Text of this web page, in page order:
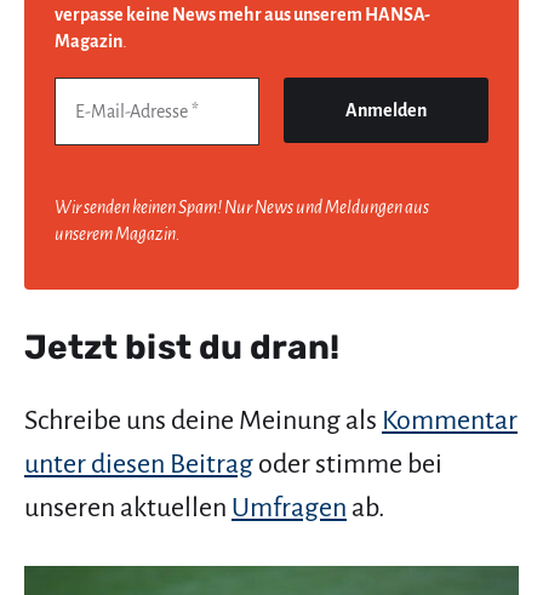
verpasse keine News mehr aus unserem HANSA-
Magazin.
Wir senden keinen Spam! Nur News und Meldungen aus
unserem Magazin.
Jetzt bist du dran!
Schreibe uns deine Meinung als Kommentar
unter diesen Beitrag oder stimme bei
unseren aktuellen Umfragen ab.